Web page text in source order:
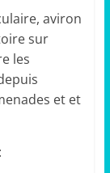
aviron
sur
les
et et